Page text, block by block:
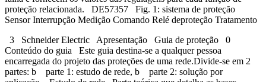
proteção relacionada. DE57357 Fig. 1: sistema de proteção
Sensor Interrupção Medição Comando Relé deproteção Tratamento
3 Schneider Electric Apresentação Guia de proteção 0
Conteúdo do guia Este guia destina-se a qualquer pessoa
encarregada do projeto das proteções de uma rede.Divide-se em 2
partes: b parte 1: estudo de rede, b parte 2: solução por